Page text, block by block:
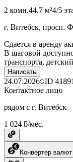
2 комн.44.7 м²4/5
г. Витебск, просп.
Сдается в аренду
В шаговой
транспорта,
Написать
24.07.2026 ID
Контактное лицо
рядом с г. Витебск
1 024 ƃ/мес.
Конвертер валют